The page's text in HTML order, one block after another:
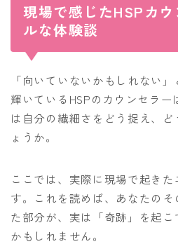
現場で感じたHSPカ
ルな体験談
「向いていないかもしれない
輝いているHSPのカウンセラ
は自分の繊細さをどう捉え、
ょうか。
ここでは、実際に現場で起き
す。これを読めば、あなたの
た部分が、実は「奇跡」を起こ
かもしれません。